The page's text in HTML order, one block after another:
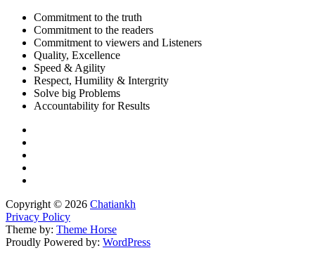
Commitment to the truth
Commitment to the readers
Commitment to viewers and Listeners
Quality, Excellence
Speed & Agility
Respect, Humility & Intergrity
Solve big Problems
Accountability for Results
Copyright © 2026 Chatiankh
Privacy Policy
Theme by: Theme Horse
Proudly Powered by: WordPress